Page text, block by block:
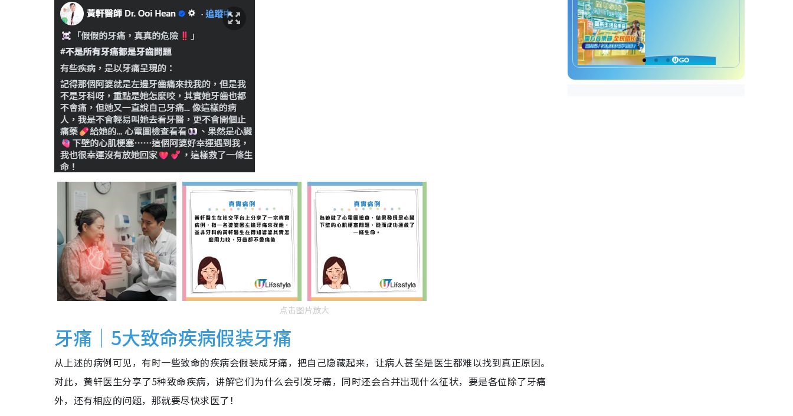
点击图片放大
牙痛｜5大致命疾病假装牙痛
从上述的病例可见，有时一些致命的疾病会假装成牙痛，把自己隐藏起来，让病人甚至是医生都难以找到真正原因。
对此，黄轩医生分享了5种致命疾病，讲解它们为什么会引发牙痛，同时还会合并出现什么征状，要是各位除了牙痛
外，还有相应的问题，那就要尽快求医了！